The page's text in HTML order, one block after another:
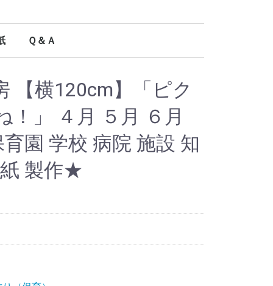
Ｑ＆Ａ
【横120cm】「ピク
！」 ４月 ５月 ６月
園 学校 病院 施設 知
製作★